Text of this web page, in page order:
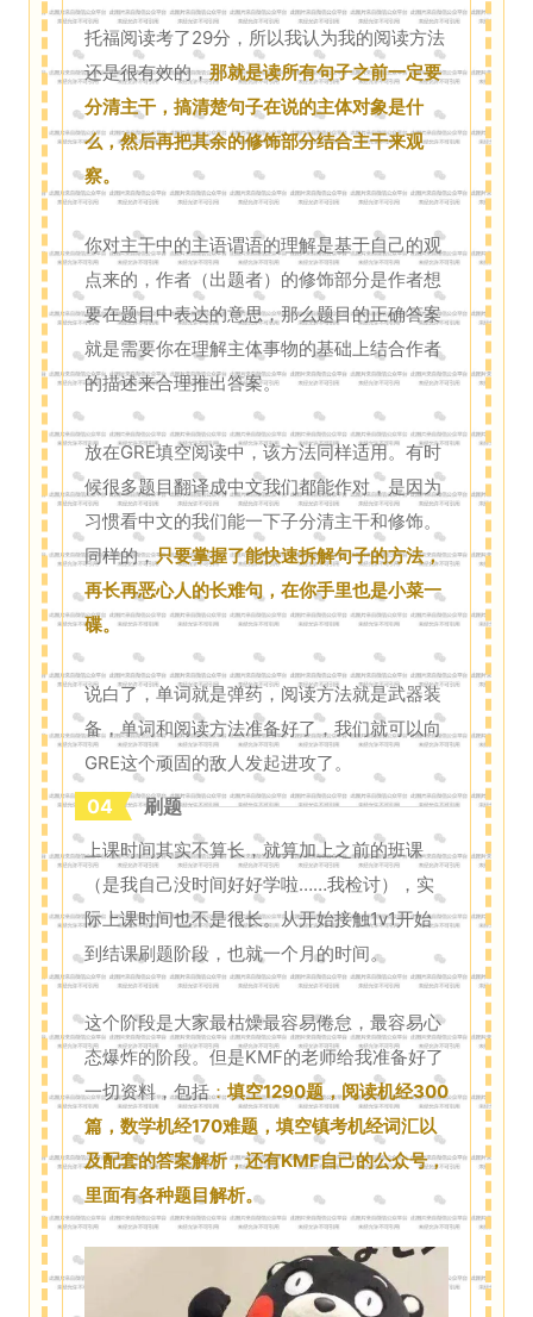
托福阅读考了29分，所以我认为我的阅读方法
还是很有效的，那就是读所有句子之前一定要
分清主干，搞清楚句子在说的主体对象是什
么，然后再把其余的修饰部分结合主干来观
察。
你对主干中的主语谓语的理解是基于自己的观
点来的，作者（出题者）的修饰部分是作者想
要在题目中表达的意思，那么题目的正确答案
就是需要你在理解主体事物的基础上结合作者
的描述来合理推出答案。
放在GRE填空阅读中，该方法同样适用。有时
候很多题目翻译成中文我们都能作对，是因为
习惯看中文的我们能一下子分清主干和修饰。
同样的，只要掌握了能快速拆解句子的方法，
再长再恶心人的长难句，在你手里也是小菜一
碟。
说白了，单词就是弹药，阅读方法就是武器装
备，单词和阅读方法准备好了，我们就可以向
GRE这个顽固的敌人发起进攻了。
04 刷题
上课时间其实不算长，就算加上之前的班课
（是我自己没时间好好学啦……我检讨），实
际上课时间也不是很长。从开始接触1v1开始
到结课刷题阶段，也就一个月的时间。
这个阶段是大家最枯燥最容易倦怠，最容易心
态爆炸的阶段。但是KMF的老师给我准备好了
一切资料，包括：填空1290题，阅读机经300
篇，数学机经170难题，填空镇考机经词汇以
及配套的答案解析，还有KMF自己的公众号，
里面有各种题目解析。